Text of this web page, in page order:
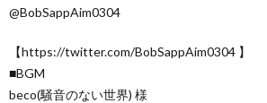
@BobSappAim0304
【https://twitter.com/BobSappAim0304 】
■BGM
beco(騒音のない世界) 様